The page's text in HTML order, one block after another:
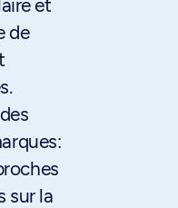
et
de
sur la